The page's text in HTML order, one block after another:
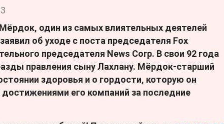
один из самых влиятельных деятелей
об уходе с поста председателя Fox
председателя News Corp. В свои 92 года
правления сыну Лахлану. Мёрдок-старший
здоровья и о гордости, которую он
его компаний за последние